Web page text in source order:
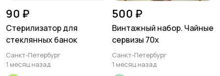
90 ₽
Стерилизатор для
стеклянных банок
Санкт-Петербург
1 месяц назад
500 ₽
Винтажный набор. Чайные
сервизы 70х
Санкт-Петербург
1 месяц назад